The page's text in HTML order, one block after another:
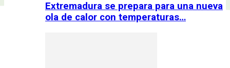
Extremadura se prepara para una nueva
ola de calor con temperaturas…